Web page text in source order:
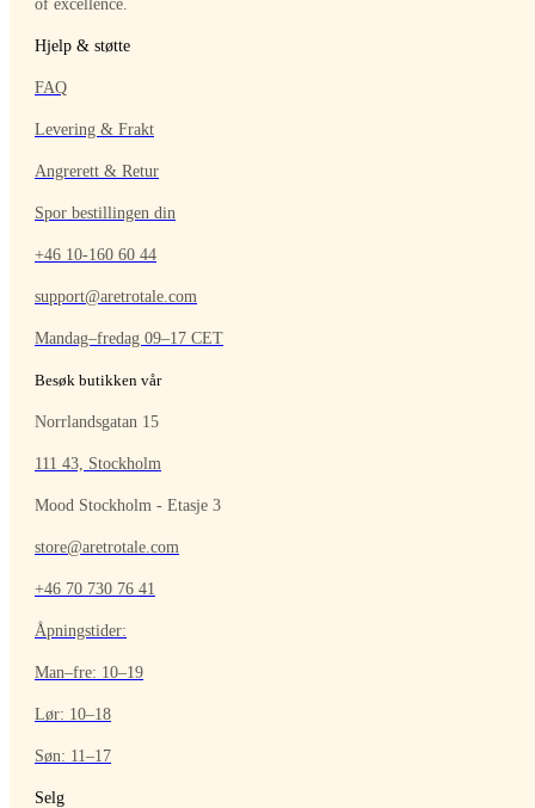
of excellence.
Hjelp & støtte
FAQ
Levering & Frakt
Angrerett & Retur
Spor bestillingen din
+46 10-160 60 44
support@aretrotale.com
Mandag–fredag 09–17 CET
Besøk butikken vår
Norrlandsgatan 15
111 43, Stockholm
Mood Stockholm - Etasje 3
store@aretrotale.com
+46 70 730 76 41
Åpningstider:
Man–fre: 10–19
Lør: 10–18
Søn: 11–17
Selg